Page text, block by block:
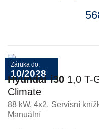
Záruka do:
10/2028
Hyundai i30 1,0 T-
Climate
88 kW, 4x2, Servisní
Manuální